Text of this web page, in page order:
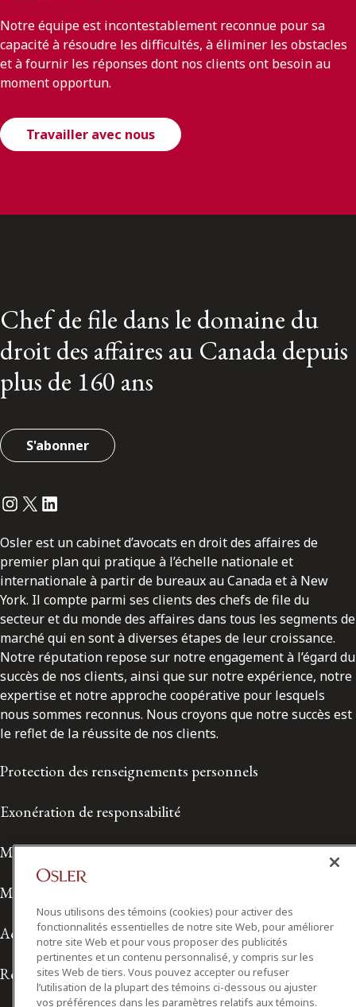
Notre équipe est incontestablement reconnue pour sa
capacité à résoudre les difficultés, à éliminer les obstacles
et à fournir les réponses dont nos clients ont besoin au
moment opportun.
Travailler avec nous
Chef de file dans le domaine du
droit des affaires au Canada depuis
plus de 160 ans
S'abonner
Instagram
Twitter
LinkedIn
Osler est un cabinet d’avocats en droit des affaires de
premier plan qui pratique à l’échelle nationale et
internationale à partir de bureaux au Canada et à New
York. Il compte parmi ses clients des chefs de file du
secteur et du monde des affaires dans tous les segments de
marché qui en sont à diverses étapes de leur croissance.
Notre réputation repose sur notre engagement à l’égard du
succès de nos clients, ainsi que sur notre expérience, notre
expertise et notre approche coopérative pour lesquels
nous sommes reconnus. Nous croyons que notre succès est
le reflet de la réussite de nos clients.
Protection des renseignements personnels
Exonération de responsabilité
Modalités de prestation de services
Modalités d'utilisation
Accessibilité
Relations avec les médias
Nous utilisons des témoins (cookies) pour activer des
fonctionnalités essentielles de notre site Web, pour améliorer
notre site Web et pour vous proposer des publicités
pertinentes et un contenu personnalisé, y compris sur les
sites Web de tiers. Vous pouvez accepter ou refuser
l’utilisation de la plupart des témoins ci-dessous ou ajuster
vos préférences dans les paramètres relatifs aux témoins.